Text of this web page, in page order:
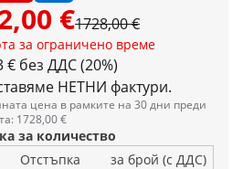
€1728,00 €
за ограничено време
€ без ДДС (20%)
НЕТНИ фактури.
цена в рамките на 30 дни преди
1728,00 €
за количество
Отстъпка
за брой (с ДДС)